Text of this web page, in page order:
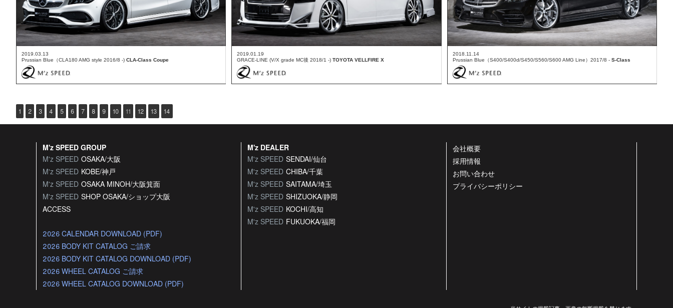
2019.03.13
Prussian Blue（CLA180 AMG style 2016/8 -) CLA-Class Coupe
2019.01.19
GRACE-LINE (V/X grade MC後 2018/1 -)TOYOTA VELLFIRE X
2018.11.14
Prussian Blue（S400/S400d/S450/S560/S600 AMG Line）2017/8 - S-Class
1 2 3 4 5 6 7 8 9 10 11 12 13 14
M'z SPEED GROUP
M'z SPEED OSAKA/大阪
M'z SPEED KOBE/神戸
M'z SPEED OSAKA MINOH/大阪箕面
M'z SPEED SHOP OSAKA/ショップ大阪
ACCESS
2026 CALENDAR DOWNLOAD (PDF)
2026 BODY KIT CATALOG ご請求
2026 BODY KIT CATALOG DOWNLOAD (PDF)
2026 WHEEL CATALOG ご請求
2026 WHEEL CATALOG DOWNLOAD (PDF)
M'z DEALER
M'z SPEED SENDAI/仙台
M'z SPEED CHIBA/千葉
M'z SPEED SAITAMA/埼玉
M'z SPEED SHIZUOKA/静岡
M'z SPEED KOCHI/高知
M'z SPEED FUKUOKA/福岡
会社概要
採用情報
お問い合わせ
プライバシーポリシー